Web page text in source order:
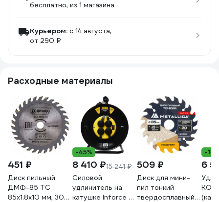
бесплатно, из 1 магазина
Курьером: c 14 августа,
от 290 ₽
Расходные материалы
451 ₽
Диск пильный
ДМФ-85 ТС
85х1.8х10 мм, 30Т
-45%
8 410 ₽15 241 ₽
Силовой
удлинитель на
катушке Inforce 4
509 ₽
Диск для мини-
пил тонкий
твердосплавный
-18%
6